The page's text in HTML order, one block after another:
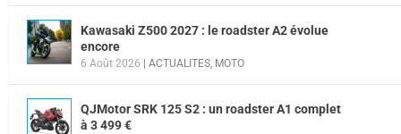
Kawasaki Z500 2027 : le roadster A2 évolue
encore
6 Août 2026 ACTUALITES, MOTO
QJMotor SRK 125 S2 : un roadster A1 complet
à 3 499 €